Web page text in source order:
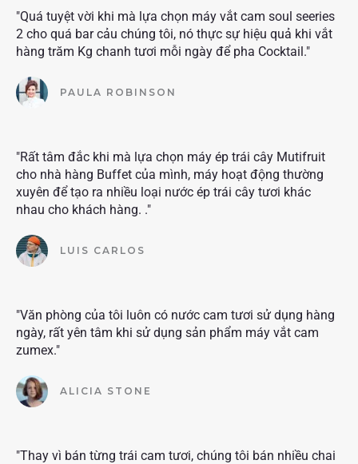
"Quá tuyệt vời khi mà lựa chọn máy vắt cam soul seeries
2 cho quá bar cảu chúng tôi, nó thực sự hiệu quả khi vắt
hàng trăm Kg chanh tươi mỗi ngày để pha Cocktail."
PAULA ROBINSON
"Rất tâm đắc khi mà lựa chọn máy ép trái cây Mutifruit
cho nhà hàng Buffet của mình, máy hoạt động thường
xuyên để tạo ra nhiều loại nước ép trái cây tươi khác
nhau cho khách hàng. ."
LUIS CARLOS
"Văn phòng của tôi luôn có nước cam tươi sử dụng hàng
ngày, rất yên tâm khi sử dụng sản phẩm máy vắt cam
zumex."
ALICIA STONE
"Thay vì bán từng trái cam tươi, chúng tôi bán nhiều chai